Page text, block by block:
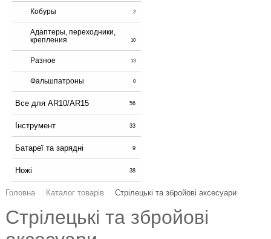
Кобуры 2
Адаптеры, переходники,
крепления
10
Разное 13
Фальшпатроны 0
Все для AR10/AR15 56
Інструмент 33
Батареї та зарядні 9
Ножі 38
Головна Каталог товарів Стрілецькі та збройові аксесуари
Стрілецькі та збройові